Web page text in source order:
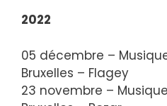
2022
05 décembre –
Bruxelles – Flagey
23 novembre –